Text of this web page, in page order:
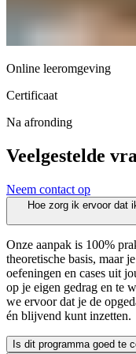
Online leeromgeving
Certificaat
Na afronding
Veelgestelde
Neem contact op
Hoe zorg ik ervoor dat
Onze aanpak is 100%
theoretische basis, maar
oefeningen en cases uit
op je eigen gedrag en te
we ervoor dat je de
én blijvend kunt inzetten.
Is dit programma goed te